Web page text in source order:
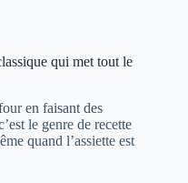
qui met tout le
en faisant des
le genre de recette
quand l’assiette est